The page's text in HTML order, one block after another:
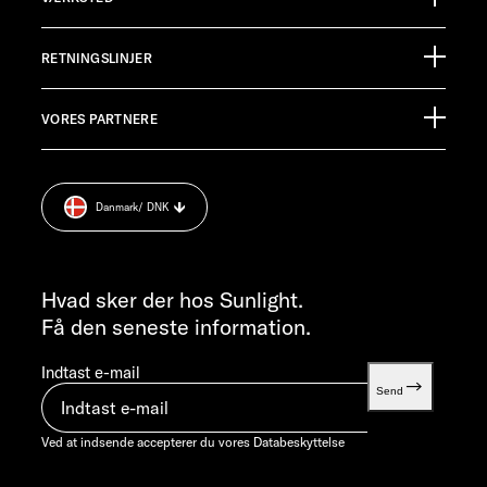
Ölmühlestraße 6
88299 Leutkirch
Germany
KUNDESERVICE
service@service.sunlight.de
MANDAG-TORSDAG 07:30 - 12:00 OG 13:00 - 16:00 / FREDAG ​​
07:30 - 12:00
info@sunlight.de
Informationsmateriale
RETNINGSLINJER
Aftryk
Cookie Consent
Vægt information
VORES PARTNERE
Hvad sker der hos Sunlight.
Få den seneste information.
Indtast e-mail
Send
Ved at indsende accepterer du vores Databeskyttelse
Danmark/ DNK